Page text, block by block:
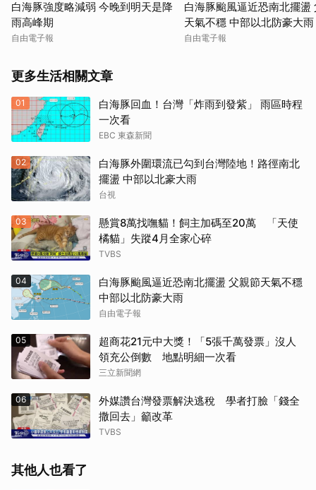
白海豚強度略減弱 今晚到明天是降
雨高峰期
自由電子報
白海豚颱風逼近恐南北擺盪
天氣不穩 中部以北防豪大雨
自由電子報
更多生活相關文章
01
白海豚回血！台灣「炸雨到發紫」 雨區時程
一次看
EBC 東森新聞
02
白海豚外圍環流已勾到台灣陸地！路徑南北
擺盪 中部以北豪大雨
台視
03
懸賞8萬找嘸貓！飼主加碼至20萬 「天使
橘貓」失蹤4月全家心碎
TVBS
04
白海豚颱風逼近恐南北擺盪 父親節天氣不穩
中部以北防豪大雨
自由電子報
05
超商花21元中大獎！「5張千萬發票」沒人
領充公倒數 地點明細一次看
三立新聞網
06
外媒讚台灣發票解決逃稅 學者打臉「錢全
撒回去」籲改革
TVBS
其他人也看了